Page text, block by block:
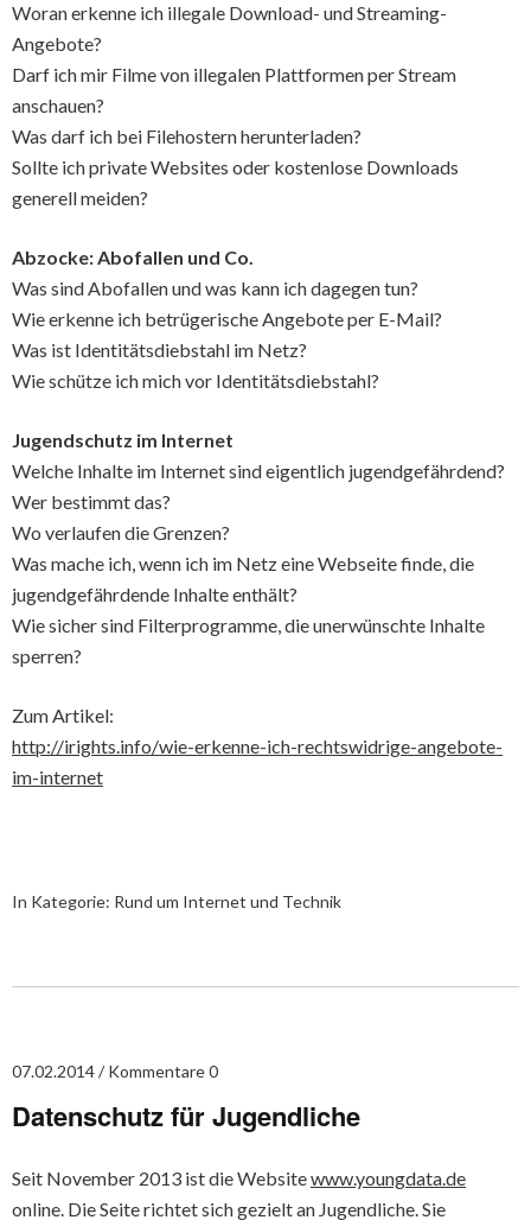
Woran erkenne ich illegale Download- und Streaming-
Angebote?
Darf ich mir Filme von illegalen Plattformen per Stream
anschauen?
Was darf ich bei Filehostern herunterladen?
Sollte ich private Websites oder kostenlose Downloads
generell meiden?
Abzocke: Abofallen und Co.
Was sind Abofallen und was kann ich dagegen tun?
Wie erkenne ich betrügerische Angebote per E-Mail?
Was ist Identitätsdiebstahl im Netz?
Wie schütze ich mich vor Identitätsdiebstahl?
Jugendschutz im Internet
Welche Inhalte im Internet sind eigentlich jugendgefährdend?
Wer bestimmt das?
Wo verlaufen die Grenzen?
Was mache ich, wenn ich im Netz eine Webseite finde, die
jugendgefährdende Inhalte enthält?
Wie sicher sind Filterprogramme, die unerwünschte Inhalte
sperren?
Zum Artikel:
http://irights.info/wie-erkenne-ich-rechtswidrige-angebote-
im-internet
In Kategorie: Rund um Internet und Technik
07.02.2014 Kommentare 0
Datenschutz für Jugendliche
Seit November 2013 ist die Websitewww.youngdata.de
online. Die Seite richtet sich gezielt an Jugendliche. Sie